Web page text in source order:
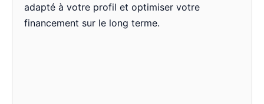
adapté à votre profil et optimiser votre
financement sur le long terme.